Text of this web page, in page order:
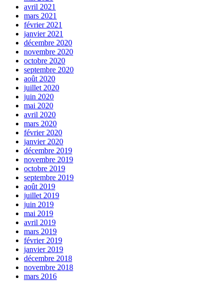
avril 2021
mars 2021
février 2021
janvier 2021
décembre 2020
novembre 2020
octobre 2020
septembre 2020
août 2020
juillet 2020
juin 2020
mai 2020
avril 2020
mars 2020
février 2020
janvier 2020
décembre 2019
novembre 2019
octobre 2019
septembre 2019
août 2019
juillet 2019
juin 2019
mai 2019
avril 2019
mars 2019
février 2019
janvier 2019
décembre 2018
novembre 2018
mars 2016